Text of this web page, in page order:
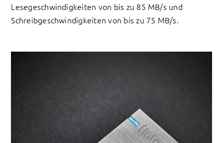
Lesegeschwindigkeiten von bis zu 85 MB/s und
Schreibgeschwindigkeiten von bis zu 75 MB/s.